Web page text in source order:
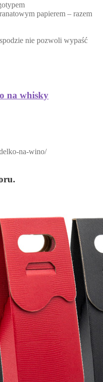
papierem – razem
nie pozwoli wypaść
na-wino/